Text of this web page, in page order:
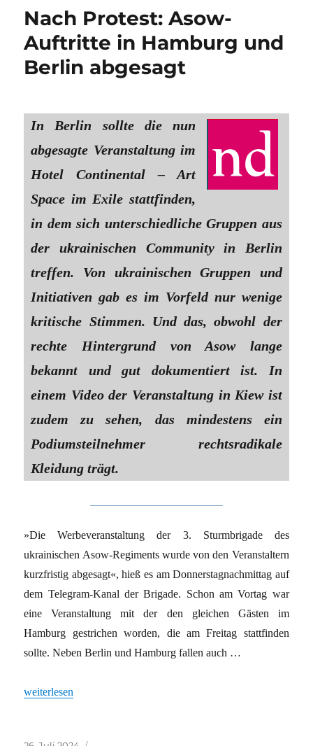
Nach Protest: Asow-
Auftritte in Hamburg und
Berlin abgesagt
In Berlin sollte die nun
abgesagte Veranstaltung im
Hotel Continental – Art
Space im Exile stattfinden,
in dem sich unterschiedliche Gruppen aus
der ukrainischen Community in Berlin
treffen. Von ukrainischen Gruppen und
Initiativen gab es im Vorfeld nur wenige
kritische Stimmen. Und das, obwohl der
rechte Hintergrund von Asow lange
bekannt und gut dokumentiert ist. In
einem Video der Veranstaltung in Kiew ist
zudem zu sehen, das mindestens ein
Podiumsteilnehmer rechtsradikale
Kleidung trägt.
»Die Werbeveranstaltung der 3. Sturmbrigade des
ukrainischen Asow-Regiments wurde von den Veranstaltern
kurzfristig abgesagt«, hieß es am Donnerstagnachmittag auf
dem Telegram-Kanal der Brigade. Schon am Vortag war
eine Veranstaltung mit der den gleichen Gästen im
Hamburg gestrichen worden, die am Freitag stattfinden
sollte. Neben Berlin und Hamburg fallen auch …
„Nach Protest: Asow-Auftritte in Hamburg und Berlin abgesagt“
weiterlesen